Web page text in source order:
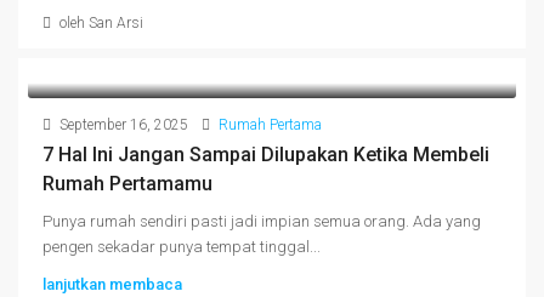
oleh San Arsi
September 16, 2025 Rumah Pertama
7 Hal Ini Jangan Sampai Dilupakan Ketika Membeli
Rumah Pertamamu
Punya rumah sendiri pasti jadi impian semua orang. Ada yang
pengen sekadar punya tempat tinggal...
lanjutkan membaca